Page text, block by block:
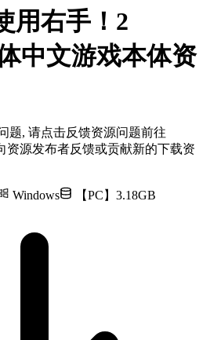
用右手！2
中文游戏本体资
题, 请点击反馈资源问题前往
资源发布者反馈或贡献新的下载资
Windows 【PC】3.18GB